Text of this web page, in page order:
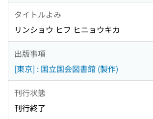
タイトルよみ
リンショウ ヒフ ヒニョウキカ
出版事項
[東京] : 国立国会図書館 (製作)
刊行状態
刊行終了